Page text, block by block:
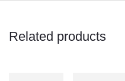
Related products